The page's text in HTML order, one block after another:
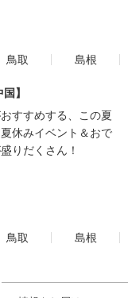
鳥取 島根
】
すすめする、この夏
休みイベント＆おで
りだくさん！
鳥取 島根